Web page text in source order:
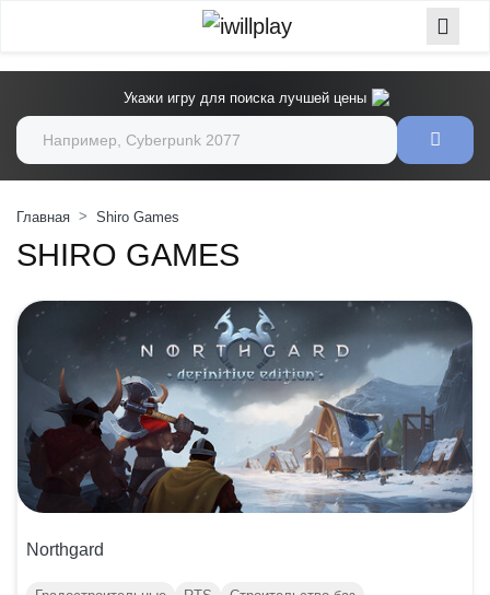
Укажи игру для поиска лучшей цены
Главная Shiro Games
SHIRO GAMES
Northgard